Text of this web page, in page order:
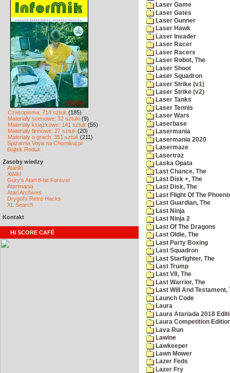
Czasopisma: 714 sztuk (185)
Materiały scenowe: 32 sztuki (9)
Materiały książkowe: 141 sztuk (55)
Materiały firmowe: 27 sztuk (20)
Materiały o grach: 351 sztuk (211)
Spiżarnia Voya na Chomikuj.pl
Bajtek Redux
Zasoby wiedzy
Atariki
XWiki
Gury's Atari 8-bit Forever
Atarimania
Atari Archives
Drygol's Retro Hacks
XL Search
Kontakt
HI SCORE CAFÉ
Laser Game
Laser Gates
Laser Gunner
Laser Hawk
Laser Invader
Laser Racer
Laser Racers
Laser Robot, The
Laser Shoot
Laser Squadron
Laser Strike (v1)
Laser Strike (v2)
Laser Tanks
Laser Tennis
Laser Wars
Laserbase
Lasermania
Lasermania 2020
Lasermaze
Lasertraz
Laska Opata
Last Chance, The
Last Disk +, The
Last Disk, The
Last Flight Of The
Last Guardian, The
Last Ninja
Last Ninja 2
Last Of The Dragons
Last Oldie, The
Last Party Boxing
Last Squadron
Last Starfighter, The
Last Trump
Last V8, The
Last Warrior, The
Last Will And Testament,
Launch Code
Laura
Laura Atariada 2018
Laura Competition
Lava Run
Lawine
Lawkeeper
Lawn Mower
Lazer Feds
Lazer Fry